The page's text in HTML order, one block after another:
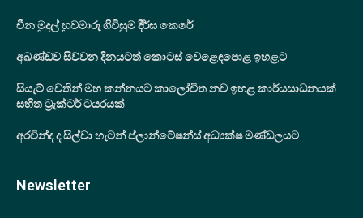
චීන මුදල් හුවමාරු ගිවිසුම දීර්ඝ කෙරේ
අඛණ්ඩව සිව්වන දිනයටත් කොටස් වෙළෙඳපොළ ඉහළට
සියැට් වෙතින් මහ කන්නයට කාලෝචිත නව ඉහළ කාර්යසාධනයක්
සහිත ට්‍රැක්ටර් ටයරයක්
අරවින්ද ද සිල්වා හැටන් ප්ලාන්ටේෂන්ස් අධ්‍යක්ෂ මණ්ඩලයට
Newsletter